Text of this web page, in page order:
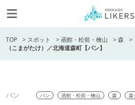
TOP > スポット >函館・松前・檜山 >森 >
（こまがたけ）／北海道森町【パン】
パン パン 函館・松前・檜山 森 森